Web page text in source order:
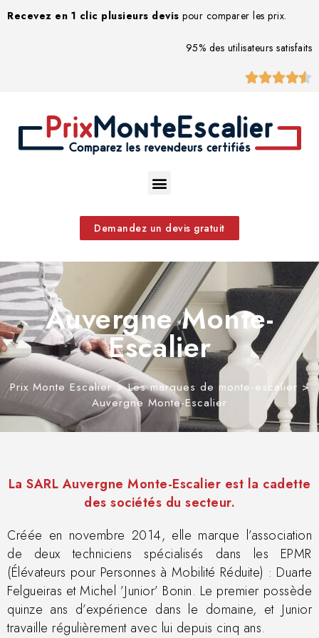
Recevez en 1 clic plusieurs devis pour comparer les prix.
95% des utilisateurs satisfaits

Demandez un devis gratuit
Auvergne Monte-
Escalier
Prix Monte Escalier>Les marques de monte-escalier >
Auvergne Monte-Escalier
La SARL Auvergne Monte-Escalier est la cadette
des sociétés du secteur.
Créée en novembre 2014, elle marque l’association
de deux techniciens spécialisés dans les EPMR
(Élévateurs pour Personnes à Mobilité Réduite) : Duarte
Felgueiras et Michel ’Junior’ Bonin. Le premier possède
quinze ans d’expérience dans le domaine, et Junior
travaille régulièrement avec lui depuis cinq ans.